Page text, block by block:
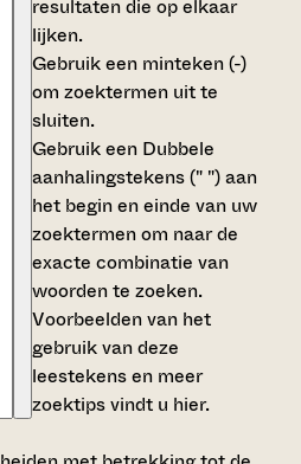
resultaten die op elkaar
lijken.
Gebruik een minteken (-)
om zoektermen uit te
sluiten.
Gebruik een Dubbele
aanhalingstekens (" ")aan
het begin en einde van uw
zoektermen om naar de
exacte combinatie van
woorden te zoeken.
Voorbeelden van het
gebruik van deze
leestekens en meer
zoektips vindt u hier.